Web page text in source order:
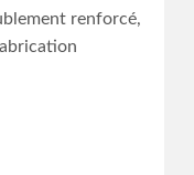
renforcé,